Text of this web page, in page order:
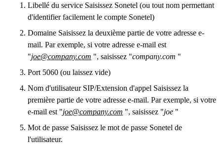
Libellé du service Saisissez Sonetel (ou tout nom permettant
d'identifier facilement le compte Sonetel)
Domaine Saisissez la deuxième partie de votre adresse e-
mail. Par exemple, si votre adresse e-mail est
"joe@company.com ", saisissez "company.com "
Port 5060 (ou laissez vide)
Nom d'utilisateur SIP/Extension d'appel Saisissez la
première partie de votre adresse e-mail. Par exemple, si votre
e-mail est "joe@company.com ", saisissez "joe "
Mot de passe Saisissez le mot de passe Sonetel de
l'utilisateur.